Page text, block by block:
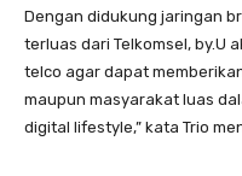
Dengan didukung jaringan
terluas dari Telkomsel, by.U
telco agar dapat
maupun masyarakat luas
digital lifestyle,” kata Trio